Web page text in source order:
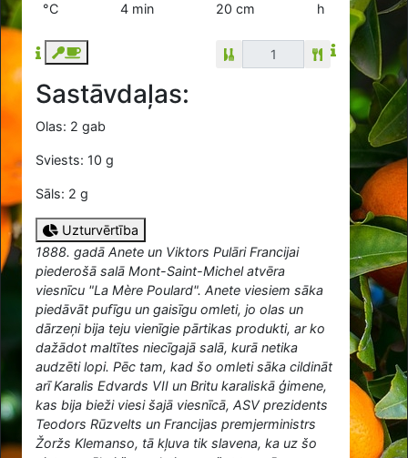
°C 4 min 20 cm h
Sastāvdaļas:
Olas: 2 gab
Sviests: 10 g
Sāls: 2 g
Uzturvērtība
1888. gadā Anete un Viktors Pulāri Francijai
piederošā salā Mont-Saint-Michel atvēra
viesnīcu "La Mère Poulard". Anete viesiem sāka
piedāvāt pufīgu un gaisīgu omleti, jo olas un
dārzeņi bija teju vienīgie pārtikas produkti, ar ko
dažādot maltītes niecīgajā salā, kurā netika
audzēti lopi. Pēc tam, kad šo omleti sāka cildināt
arī Karalis Edvards VII un Britu karaliskā ģimene,
kas bija bieži viesi šajā viesnīcā, ASV prezidents
Teodors Rūzvelts un Francijas premjerministrs
Žoržs Klemanso, tā kļuva tik slavena, ka uz šo